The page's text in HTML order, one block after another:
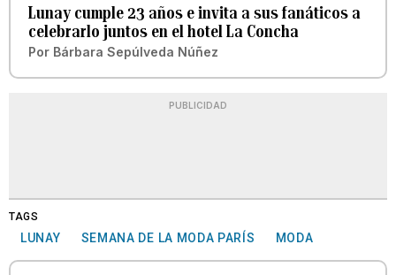
Lunay cumple 23 años e invita a sus fanáticos a
celebrarlo juntos en el hotel La Concha
Por Bárbara Sepúlveda Núñez
PUBLICIDAD
TAGS
LUNAY SEMANA DE LA MODA PARÍS MODA